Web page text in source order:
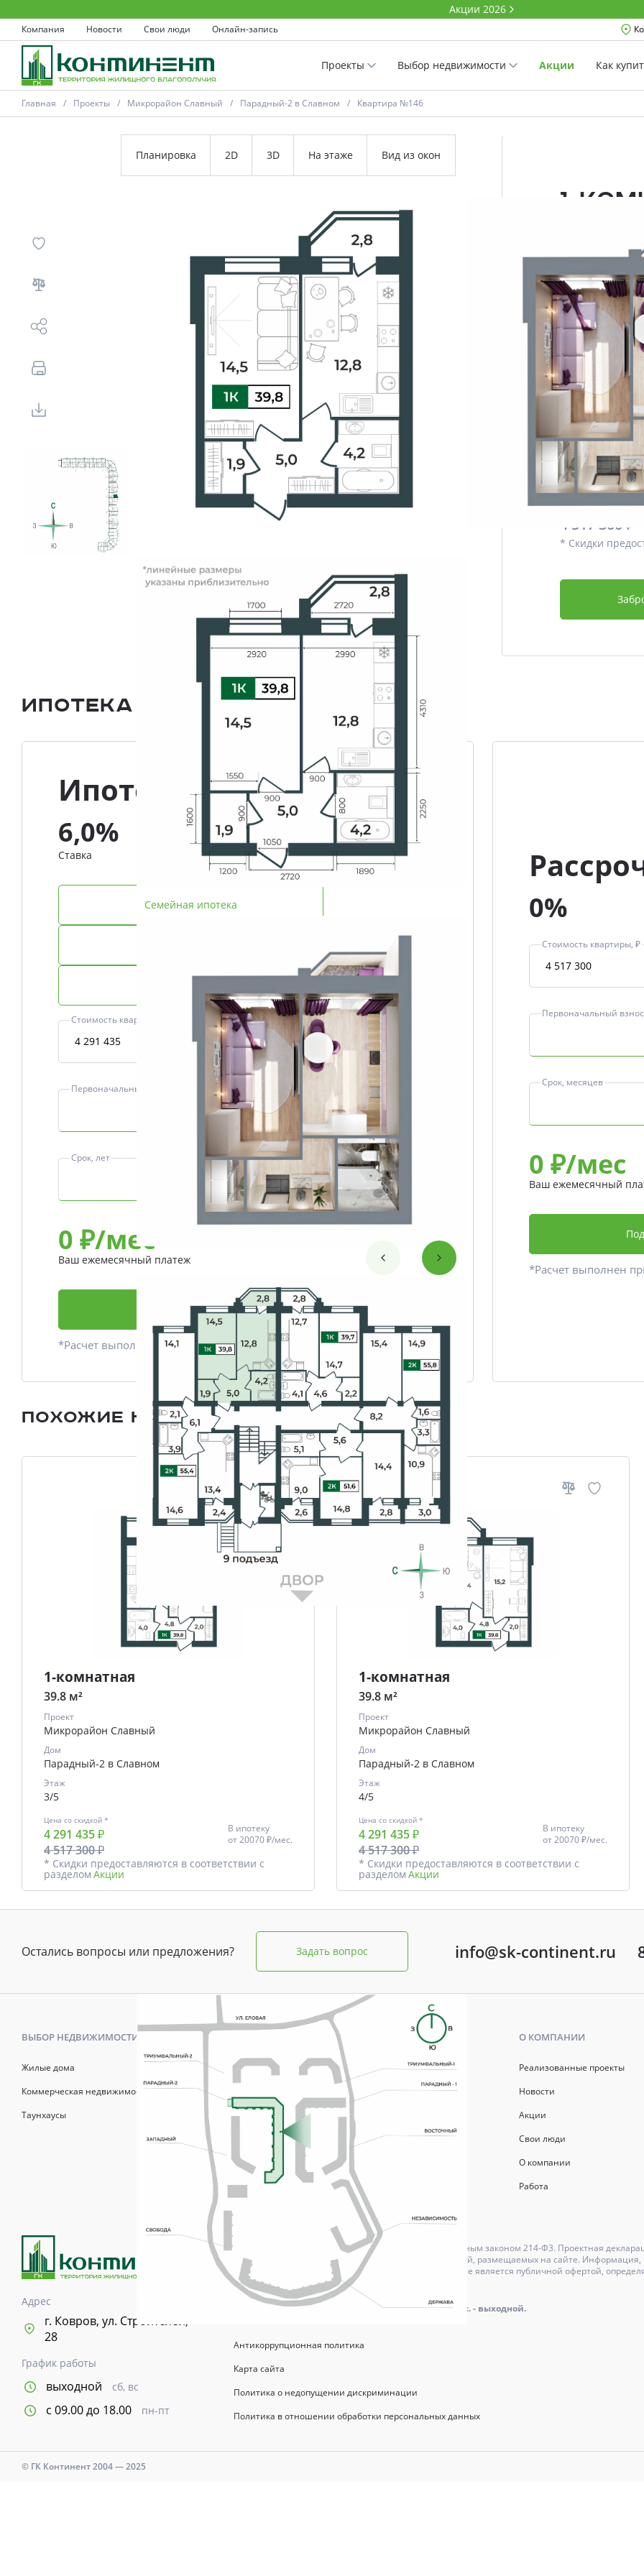
Акции 2026
Компания Новости Свои люди Онлайн-запись
Проекты Выбор недвижимости Акции Как
Проекты
Свои Люди
Офис продаж
Онлайн-запись
Главная Проекты Микрорайон Славный Парадный-2 в Славном Квартира №146
Планировка 2D 3D На этаже Вид из окон
1-
Проект
Дом
Этаж
Срок сдачи
Отделка
Дополнительно
Цена со
4 291
4 517 300 ₽
* Скидки
Ипотека и Рассрочка
Ипотека
6,0%
Ставка
Семейная ипотека
Стоимость квартиры, ₽
Первоначальный взнос, ₽
Срок, лет
0 ₽/мес
Ваш ежемесячный платеж
Подать заявку
*Расчет выполнен приблизительно
0%
Стоимость квартиры, ₽
Первоначальный
Срок, месяцев
0 ₽/мес
Ваш ежемесячный
*Расчет выполнен
Похожие квартиры
1-комнатная
39.8 м²
Проект
Микрорайон Славный
Дом
Парадный-2 в Славном
Этаж
3/5
Цена со скидкой *
4 291 435 ₽
4 517 300 ₽
В ипотеку
от20070 ₽/мес.
* Скидки предоставляются в соответствии с
разделом Акции
1-комнатная
39.8 м²
Проект
Микрорайон Славный
Дом
Парадный-2 в Славном
Этаж
4/5
Цена со скидкой *
4 291 435 ₽
4 517 300 ₽
В ипотеку
от20070 ₽/мес.
* Скидки предоставляются в соответствии с
разделом Акции
Остались вопросы или предложения? Задать вопрос info@sk-continent.ru
ВЫБОР НЕДВИЖИМОСТИ
Жилые дома
Коммерческая недвижимость
Таунхаусы
Калькулятор ипотеки
Рассрочка
Материнский капитал
Трейд-Ин
О КОМПАНИИ
Реализованные проекты
Новости
Акции
Свои люди
О компании
Работа
Адрес
г. Ковров, ул. Строителей,
28
График работы
выходной сб, вс
с 09.00 до 18.00 пн-пт
Продажи осуществляются в соответствии с Федеральным законом 214-Ф3. Проектная
возводимых зданий может отличаться от изображений, размещаемых на сайте.
информационный характер и ни при каких условиях не является публичной офертой,
указывается в договоре.
Время и дни работы сайта: пн.-пт.: 9.00 - 18.00, сб., вс. - выходной.
Антикоррупционная политика
Карта сайта
Политика о недопущении дискриминации
Политика в отношении обработки персональных данных
© ГК Континент 2004 — 2025